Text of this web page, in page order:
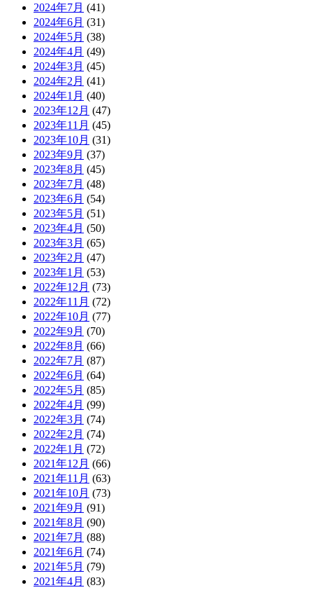
2024年7月 (41)
2024年6月 (31)
2024年5月 (38)
2024年4月 (49)
2024年3月 (45)
2024年2月 (41)
2024年1月 (40)
2023年12月 (47)
2023年11月 (45)
2023年10月 (31)
2023年9月 (37)
2023年8月 (45)
2023年7月 (48)
2023年6月 (54)
2023年5月 (51)
2023年4月 (50)
2023年3月 (65)
2023年2月 (47)
2023年1月 (53)
2022年12月 (73)
2022年11月 (72)
2022年10月 (77)
2022年9月 (70)
2022年8月 (66)
2022年7月 (87)
2022年6月 (64)
2022年5月 (85)
2022年4月 (99)
2022年3月 (74)
2022年2月 (74)
2022年1月 (72)
2021年12月 (66)
2021年11月 (63)
2021年10月 (73)
2021年9月 (91)
2021年8月 (90)
2021年7月 (88)
2021年6月 (74)
2021年5月 (79)
2021年4月 (83)